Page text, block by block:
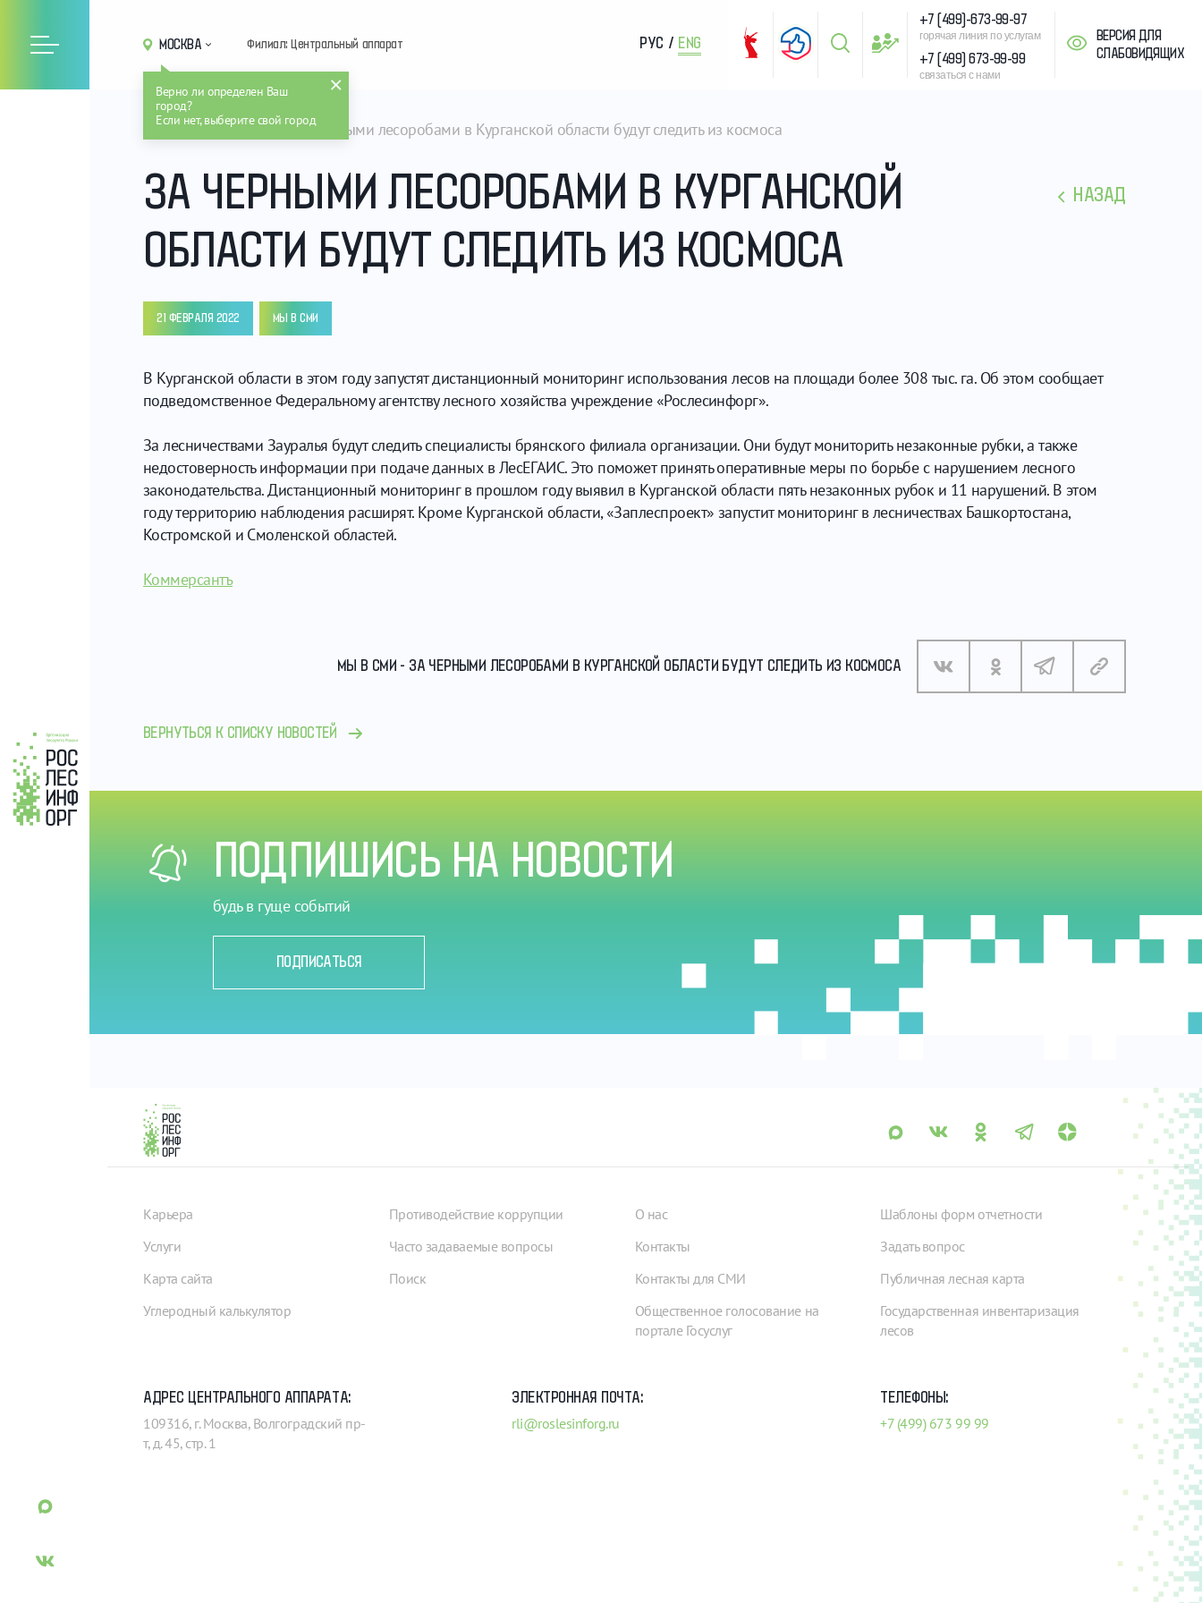
МОСКВА
Верно ли определен Ваш
город?
Если нет, выберите свой город
Филиал: Центральный аппарат РУС / ENG
+7 (499)-673-99-97
горячая линия по услугам
+7 (499) 673-99-99
связаться с нами
ВЕРСИЯ ДЛЯ
СЛАБОВИДЯЩИХ
Главная Новости За черными лесоробами в Курганской области будут следить из космоса
ЗА ЧЕРНЫМИ ЛЕСОРОБАМИ В КУРГАНСКОЙ
ОБЛАСТИ БУДУТ СЛЕДИТЬ ИЗ КОСМОСА
НАЗАД
21 ФЕВРАЛЯ 2022 МЫ В СМИ
В Курганской области в этом году запустят дистанционный мониторинг использования лесов на площади более 308 тыс. га. Об этом сообщает
подведомственное Федеральному агентству лесного хозяйства учреждение «Рослесинфорг».
За лесничествами Зауралья будут следить специалисты брянского филиала организации. Они будут мониторить незаконные рубки, а также
недостоверность информации при подаче данных в ЛесЕГАИС. Это поможет принять оперативные меры по борьбе с нарушением лесного
законодательства. Дистанционный мониторинг в прошлом году выявил в Курганской области пять незаконных рубок и 11 нарушений. В этом
году территорию наблюдения расширят. Кроме Курганской области, «Заплеспроект» запустит мониторинг в лесничествах Башкортостана,
Костромской и Смоленской областей.
Коммерсантъ
МЫ В СМИ - ЗА ЧЕРНЫМИ ЛЕСОРОБАМИ В КУРГАНСКОЙ ОБЛАСТИ БУДУТ СЛЕДИТЬ ИЗ КОСМОСА
ВЕРНУТЬСЯ К СПИСКУ НОВОСТЕЙ
ПОДПИШИСЬ НА НОВОСТИ
будь в гуще событий
ПОДПИСАТЬСЯ
Карьера
Услуги
Карта сайта
Углеродный калькулятор
Противодействие коррупции
Часто задаваемые вопросы
Поиск
О нас
Контакты
Контакты для СМИ
Общественное голосование на
портале Госуслуг
Шаблоны форм отчетности
Задать вопрос
Публичная лесная карта
Государственная инвентаризация
лесов
АДРЕС ЦЕНТРАЛЬНОГО АППАРАТА:
109316, г. Москва, Волгоградский пр-
т, д. 45, стр. 1
ЭЛЕКТРОННАЯ ПОЧТА:
rli@roslesinforg.ru
ТЕЛЕФОНЫ:
+7 (499) 673 99 99